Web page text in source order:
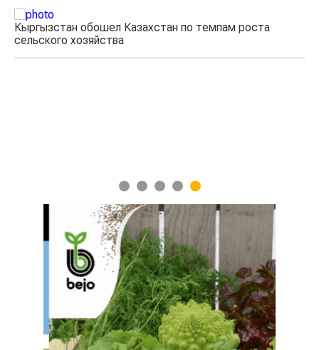
Кыргызстан обошел Казахстан по темпам роста
сельского хозяйства
1 2 3 4 5